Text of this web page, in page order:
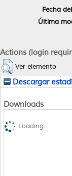
Fecha
Última
Actions (login
Ver elemento
Descargar
Downloads
Loading...